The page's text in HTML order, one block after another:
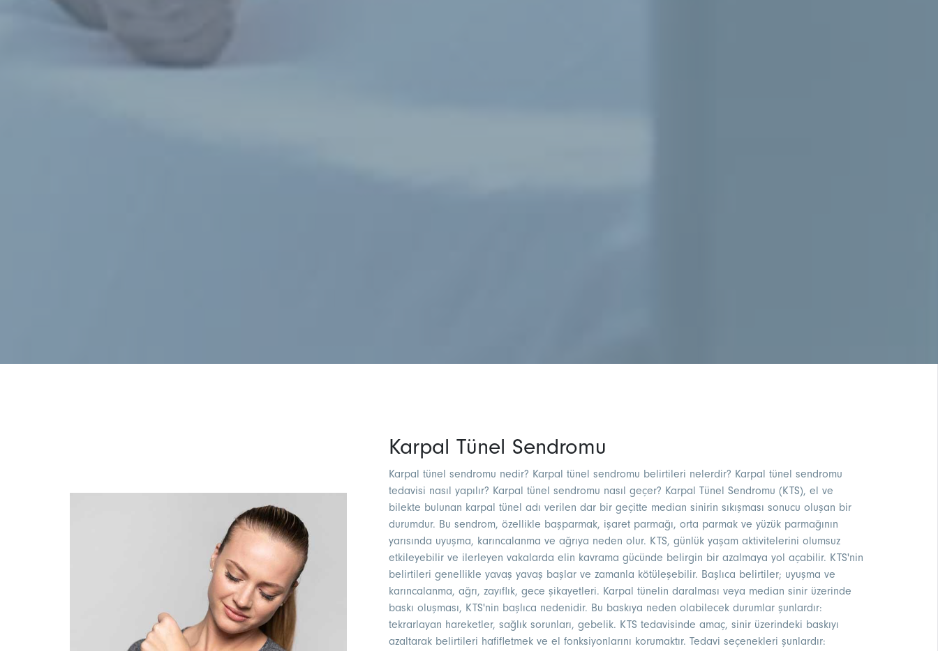
Karpal Tünel Sendromu
Karpal tünel sendromu nedir? Karpal tünel sendromu belirtileri nelerdir? Karpal tünel sendromu
tedavisi nasıl yapılır? Karpal tünel sendromu nasıl geçer? Karpal Tünel Sendromu (KTS), el ve
bilekte bulunan karpal tünel adı verilen dar bir geçitte median sinirin sıkışması sonucu oluşan bir
durumdur. Bu sendrom, özellikle başparmak, işaret parmağı, orta parmak ve yüzük parmağının
yarısında uyuşma, karıncalanma ve ağrıya neden olur. KTS, günlük yaşam aktivitelerini olumsuz
etkileyebilir ve ilerleyen vakalarda elin kavrama gücünde belirgin bir azalmaya yol açabilir. KTS'nin
belirtileri genellikle yavaş yavaş başlar ve zamanla kötüleşebilir. Başlıca belirtiler; uyuşma ve
karıncalanma, ağrı, zayıflık, gece şikayetleri. Karpal tünelin daralması veya median sinir üzerinde
baskı oluşması, KTS'nin başlıca nedenidir. Bu baskıya neden olabilecek durumlar şunlardır:
tekrarlayan hareketler, sağlık sorunları, gebelik. KTS tedavisinde amaç, sinir üzerindeki baskıyı
azaltarak belirtileri hafifletmek ve el fonksiyonlarını korumaktır. Tedavi seçenekleri şunlardır: